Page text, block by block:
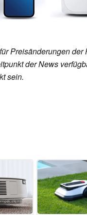
Preisänderungen
der News
sein.